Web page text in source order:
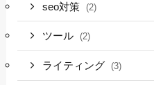
seo対策 (2)
ツール (2)
ライティング (3)